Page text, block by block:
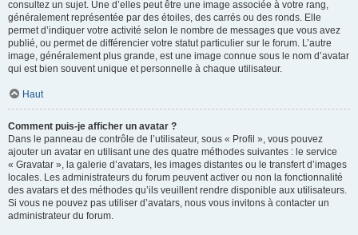
consultez un sujet. Une d’elles peut être une image associée à votre rang,
généralement représentée par des étoiles, des carrés ou des ronds. Elle
permet d’indiquer votre activité selon le nombre de messages que vous avez
publié, ou permet de différencier votre statut particulier sur le forum. L’autre
image, généralement plus grande, est une image connue sous le nom d’avatar
qui est bien souvent unique et personnelle à chaque utilisateur.
Haut
Comment puis-je afficher un avatar ?
Dans le panneau de contrôle de l’utilisateur, sous « Profil », vous pouvez
ajouter un avatar en utilisant une des quatre méthodes suivantes : le service
« Gravatar », la galerie d’avatars, les images distantes ou le transfert d’images
locales. Les administrateurs du forum peuvent activer ou non la fonctionnalité
des avatars et des méthodes qu’ils veuillent rendre disponible aux utilisateurs.
Si vous ne pouvez pas utiliser d’avatars, nous vous invitons à contacter un
administrateur du forum.